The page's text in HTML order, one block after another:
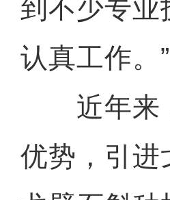
到不少专业
认真工作。”
近年来，
优势，引进